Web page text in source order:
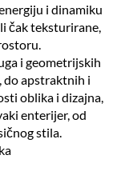
i dinamiku
čak teksturirane,
i geometrijskih
do apstraktnih i
oblika i dizajna,
enterijer, od
stila.